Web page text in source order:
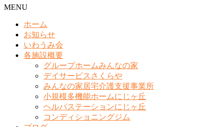
MENU
ホーム
お知らせ
いわうみ会
各施設概要
グループホームみんなの家
デイサービスさくらや
みんなの家居宅介護支援事業所
小規模多機能ホームにじヶ丘
ヘルパステーションにじヶ丘
コンディショニングジム